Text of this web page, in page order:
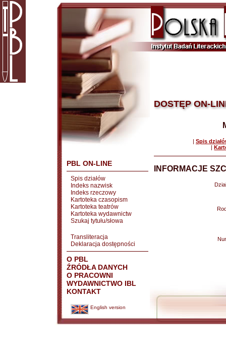
PBL ON-LINE
Spis działów
Indeks nazwisk
Indeks rzeczowy
Kartoteka czasopism
Kartoteka teatrów
Kartoteka wydawnictw
Szukaj tytułu/słowa
Transliteracja
Deklaracja dostępności
O PBL
ŹRÓDŁA DANYCH
O PRACOWNI
WYDAWNICTWO IBL
KONTAKT
English version
DOSTĘP ON-
| Spis
|
INFORMACJE